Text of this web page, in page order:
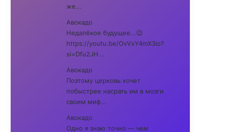
же...
Авокадо
Недалёкое будущее...😉
https://youtu.be/OvVxY4mX3io?
si=Dfu2JH...
Авокадо
Поэтому церковь хочет
побыстрее насрать им в мозги
своим миф...
Авокадо
Одно я знаю точно — чем